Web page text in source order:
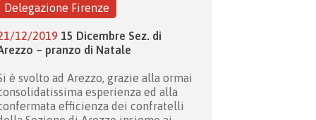
Delegazione Firenze
12/2019 15 Dicembre Sez. di
– pranzo di Natale
è svolto ad Arezzo, grazie alla ormai
esperienza ed alla
efficienza dei confratelli